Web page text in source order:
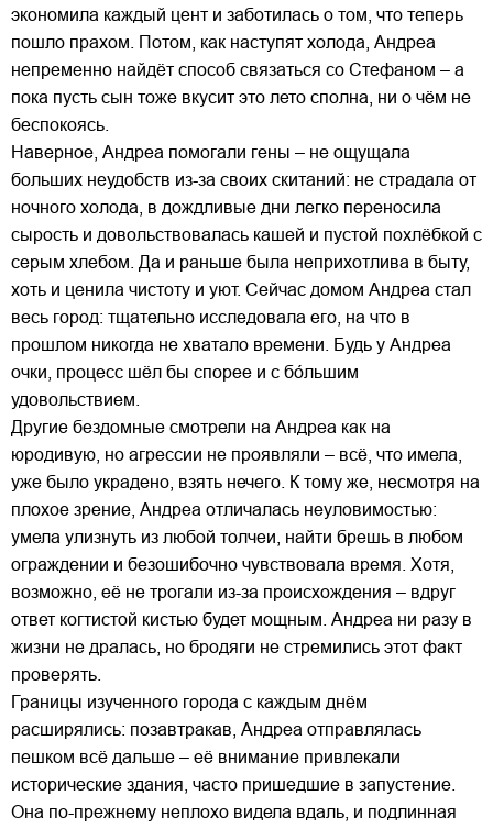
экономила каждый цент и заботилась о том, что теперь
пошло прахом. Потом, как наступят холода, Андреа
непременно найдёт способ связаться со Стефаном – а
пока пусть сын тоже вкусит это лето сполна, ни о чём не
беспокоясь.
Наверное, Андреа помогали гены – не ощущала
больших неудобств из-за своих скитаний: не страдала от
ночного холода, в дождливые дни легко переносила
сырость и довольствовалась кашей и пустой похлёбкой с
серым хлебом. Да и раньше была неприхотлива в быту,
хоть и ценила чистоту и уют. Сейчас домом Андреа стал
весь город: тщательно исследовала его, на что в
прошлом никогда не хватало времени. Будь у Андреа
очки, процесс шёл бы спорее и с бо́льшим
удовольствием.
Другие бездомные смотрели на Андреа как на
юродивую, но агрессии не проявляли – всё, что имела,
уже было украдено, взять нечего. К тому же, несмотря на
плохое зрение, Андреа отличалась неуловимостью:
умела улизнуть из любой толчеи, найти брешь в любом
ограждении и безошибочно чувствовала время. Хотя,
возможно, её не трогали из-за происхождения – вдруг
ответ когтистой кистью будет мощным. Андреа ни разу в
жизни не дралась, но бродяги не стремились этот факт
проверять.
Границы изученного города с каждым днём
расширялись: позавтракав, Андреа отправлялась
пешком всё дальше – её внимание привлекали
исторические здания, часто пришедшие в запустение.
Она по-прежнему неплохо видела вдаль, и подлинная